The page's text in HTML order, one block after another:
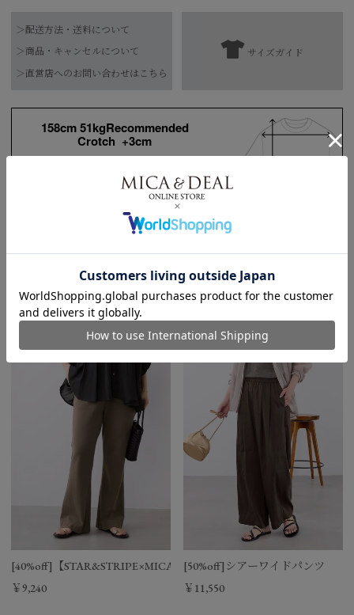
水洗い可
い致します。
原産国
中国
着丈 身幅
FREE
62/66㎝ 62㎝ 56㎝
【お届け希望日につきまして】
※最短日のお届けとなります。
通常は、平日営業日2～4日以内の発送となります。
また連休時、セール時期などはご希望に添えない場合がございま
す。
予めご了承くださいませ。
＞配送方法・送料について
＞商品・キャンセルについて
＞直営店へのお問い合わせはこちら
サイズガイド
158cm 51kgRecommended
Crotch +3cm
Find out more on your body type
COORDINATE ITEMS
[40%off]【STAR&STRIPE×MICA&DEAL】ピグメントセミフレアカ
￥9,240
[50%off]シアーワイドパンツ
￥11,550